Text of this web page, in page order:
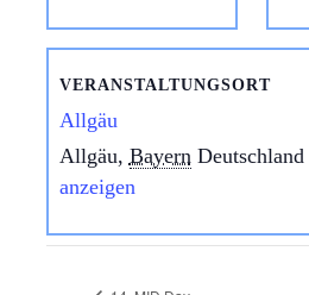
VERANSTALTUNGSORT
Allgäu
Allgäu, Bayern Deutschland
anzeigen